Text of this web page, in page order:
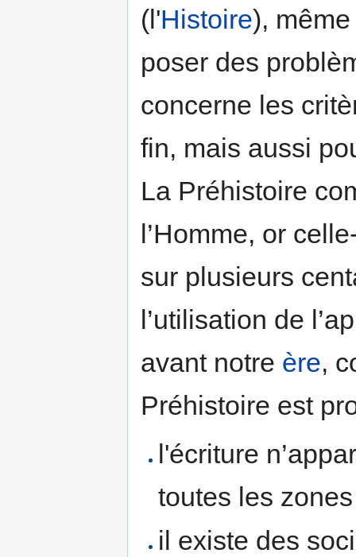
(l'Histoire),
poser des
concerne les
fin, mais aussi
La Préhistoire
l’Homme, or
sur plusieurs
l’utilisation de
avant notre ère,
Préhistoire est
l'écriture
toutes les
il existe des